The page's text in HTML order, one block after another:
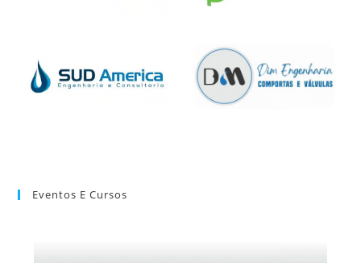
Eventos E Cursos